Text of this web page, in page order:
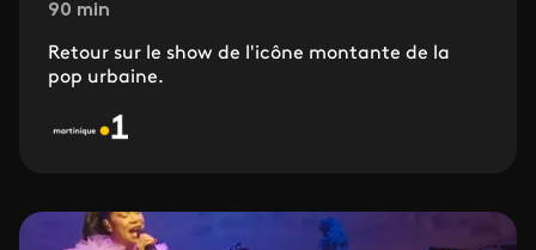
90 min
Retour sur le show de l'icône montante de la
pop urbaine.